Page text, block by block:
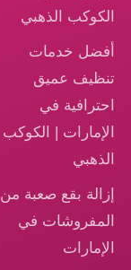
الكوكب الذهبي
أفضل خدمات
تنظيف عميق
احترافية في
الإمارات | الكوكب
الذهبي
إزالة بقع صعبة من
المفروشات في
الإمارات